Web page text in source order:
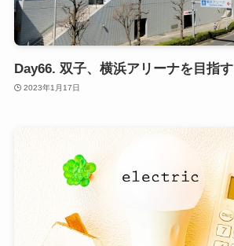
Day66. 双子、横浜アリーナを目指す
2023年1月17日